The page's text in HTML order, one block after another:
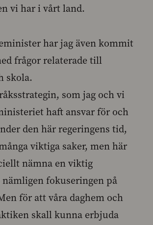
vi har i vårt land.
har jag även kommit
frågor relaterade till
skola.
som jag och vi
haft ansvar för och
den här regeringens tid,
viktiga saker, men här
nämna en viktig
fokuseringen på
för att våra daghem och
skall kunna erbjuda